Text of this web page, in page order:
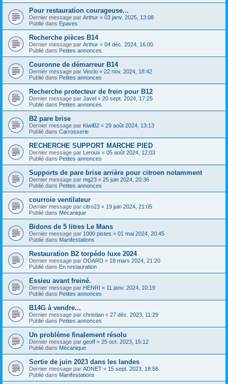
Pour restauration courageuse...
Dernier message par Arthur « 03 janv. 2025, 13:08
Publié dans Epaves
Recherche pièces B14
Dernier message par Arthur « 04 déc. 2024, 16:00
Publié dans Petites annonces
Couronne de démarreur B14
Dernier message par Vinclo « 22 nov. 2024, 18:42
Publié dans Petites annonces
Recherche protecteur de frein pour B12
Dernier message par Javel « 20 sept. 2024, 17:25
Publié dans Petites annonces
B2 pare brise
Dernier message par KiwiB2 « 29 août 2024, 13:13
Publié dans Carrosserie
RECHERCHE SUPPORT MARCHE PIED
Dernier message par Leroux « 05 août 2024, 12:03
Publié dans Petites annonces
Supports de pare brise arrière pour citroen notamment
Dernier message par mg23 « 25 juin 2024, 20:36
Publié dans Petites annonces
courroie ventilateur
Dernier message par citro23 « 19 juin 2024, 21:05
Publié dans Mécanique
Bidons de 5 litres Le Mans
Dernier message par 1000 pistes « 01 mai 2024, 20:45
Publié dans Manifestations
Restauration B2 torpédo luxe 2024
Dernier message par ODARD « 18 mars 2024, 21:20
Publié dans En restauration
Essieu avant freiné.
Dernier message par HENRI « 11 janv. 2024, 10:19
Publié dans Petites annonces
B14G à vendre...
Dernier message par christian « 27 déc. 2023, 11:29
Publié dans Petites annonces
Un problème finalement résolu
Dernier message par geoff « 25 oct. 2023, 15:12
Publié dans Mécanique
Sortie de juin 2023 dans les landes
Dernier message par ADNET « 15 sept. 2023, 18:58
Publié dans Manifestations